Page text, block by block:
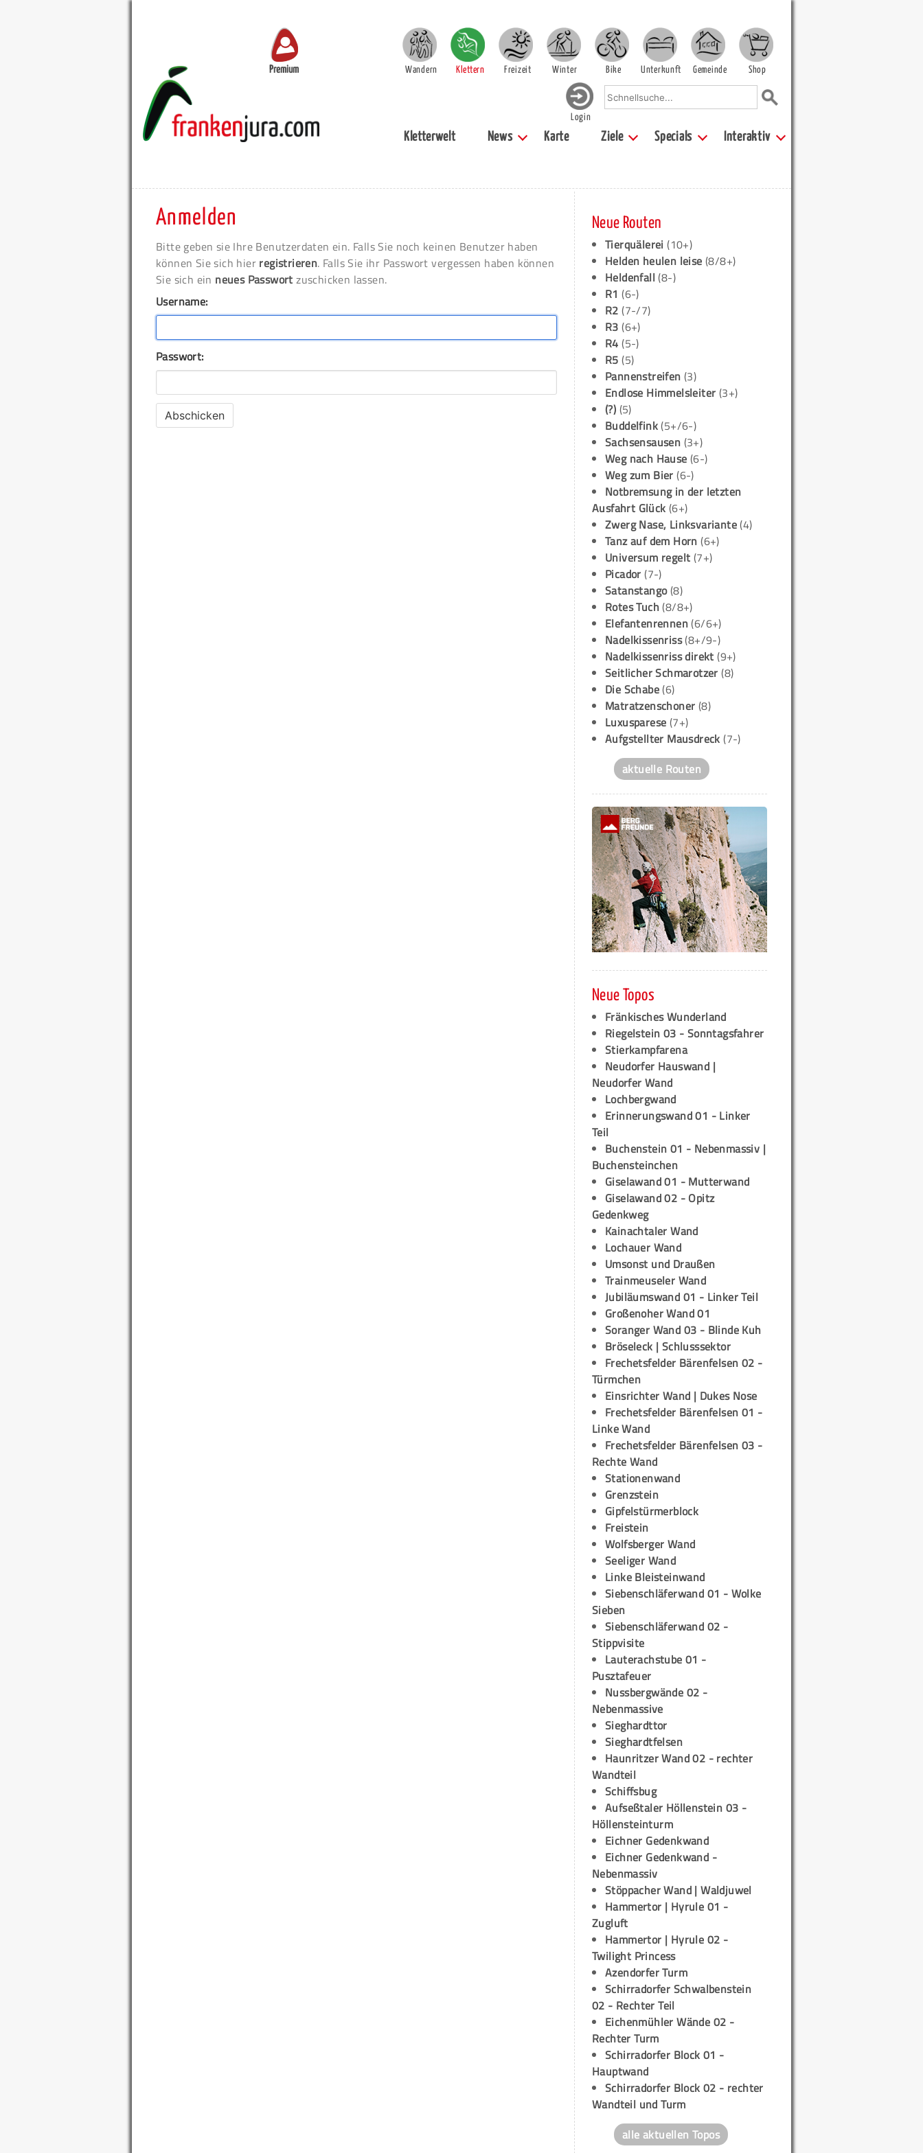
Premium Wandern Klettern Freizeit Winter Bike Unterkunft Gemeinde Shop
Login
Kletterwelt News Karte Ziele Specials Interaktiv
Anmelden
Bitte geben sie Ihre Benutzerdaten ein. Falls Sie noch keinen Benutzer haben
können Sie sich hier registrieren. Falls Sie ihr Passwort vergessen haben können
Sie sich ein neues Passwort zuschicken lassen.
Username:
Passwort:
Neue Routen
Tierquälerei (10+)
Helden heulen leise(8/8+)
Heldenfall(8-)
R1 (6-)
R2 (7-/7)
R3 (6+)
R4 (5-)
R5 (5)
Pannenstreifen (3)
Endlose Himmelsleiter (3+)
(?) (5)
Buddelfink(5+/6-)
Sachsensausen (3+)
Weg nach Hause (6-)
Weg zum Bier (6-)
Notbremsung in der letzten
Ausfahrt Glück (6+)
Zwerg Nase, Linksvariante(4)
Tanz auf dem Horn (6+)
Universum regelt (7+)
Picador (7-)
Satanstango(8)
Rotes Tuch(8/8+)
Elefantenrennen(6/6+)
Nadelkissenriss(8+/9-)
Nadelkissenriss direkt (9+)
Seitlicher Schmarotzer (8)
Die Schabe(6)
Matratzenschoner (8)
Luxusparese (7+)
Aufgstellter Mausdreck (7-)
aktuelle Routen
Neue Topos
Fränkisches Wunderland
Riegelstein 03 - Sonntagsfahrer
Stierkampfarena
Neudorfer Hauswand |
Neudorfer Wand
Lochbergwand
Erinnerungswand 01 - Linker
Teil
Buchenstein 01 - Nebenmassiv |
Buchensteinchen
Giselawand 01 - Mutterwand
Giselawand 02 - Opitz
Gedenkweg
Kainachtaler Wand
Lochauer Wand
Umsonst und Draußen
Trainmeuseler Wand
Jubiläumswand 01 - Linker Teil
Großenoher Wand 01
Soranger Wand 03 - Blinde Kuh
Bröseleck | Schlusssektor
Frechetsfelder Bärenfelsen 02 -
Türmchen
Einsrichter Wand | Dukes Nose
Frechetsfelder Bärenfelsen 01 -
Linke Wand
Frechetsfelder Bärenfelsen 03 -
Rechte Wand
Stationenwand
Grenzstein
Gipfelstürmerblock
Freistein
Wolfsberger Wand
Seeliger Wand
Linke Bleisteinwand
Siebenschläferwand 01 - Wolke
Sieben
Siebenschläferwand 02 -
Stippvisite
Lauterachstube 01 -
Pusztafeuer
Nussbergwände 02 -
Nebenmassive
Sieghardttor
Sieghardtfelsen
Haunritzer Wand 02 - rechter
Wandteil
Schiffsbug
Aufseßtaler Höllenstein 03 -
Höllensteinturm
Eichner Gedenkwand
Eichner Gedenkwand -
Nebenmassiv
Stöppacher Wand | Waldjuwel
Hammertor | Hyrule 01 -
Zugluft
Hammertor | Hyrule 02 -
Twilight Princess
Azendorfer Turm
Schirradorfer Schwalbenstein
02 - Rechter Teil
Eichenmühler Wände 02 -
Rechter Turm
Schirradorfer Block 01 -
Hauptwand
Schirradorfer Block 02 - rechter
Wandteil und Turm
alle aktuellen Topos